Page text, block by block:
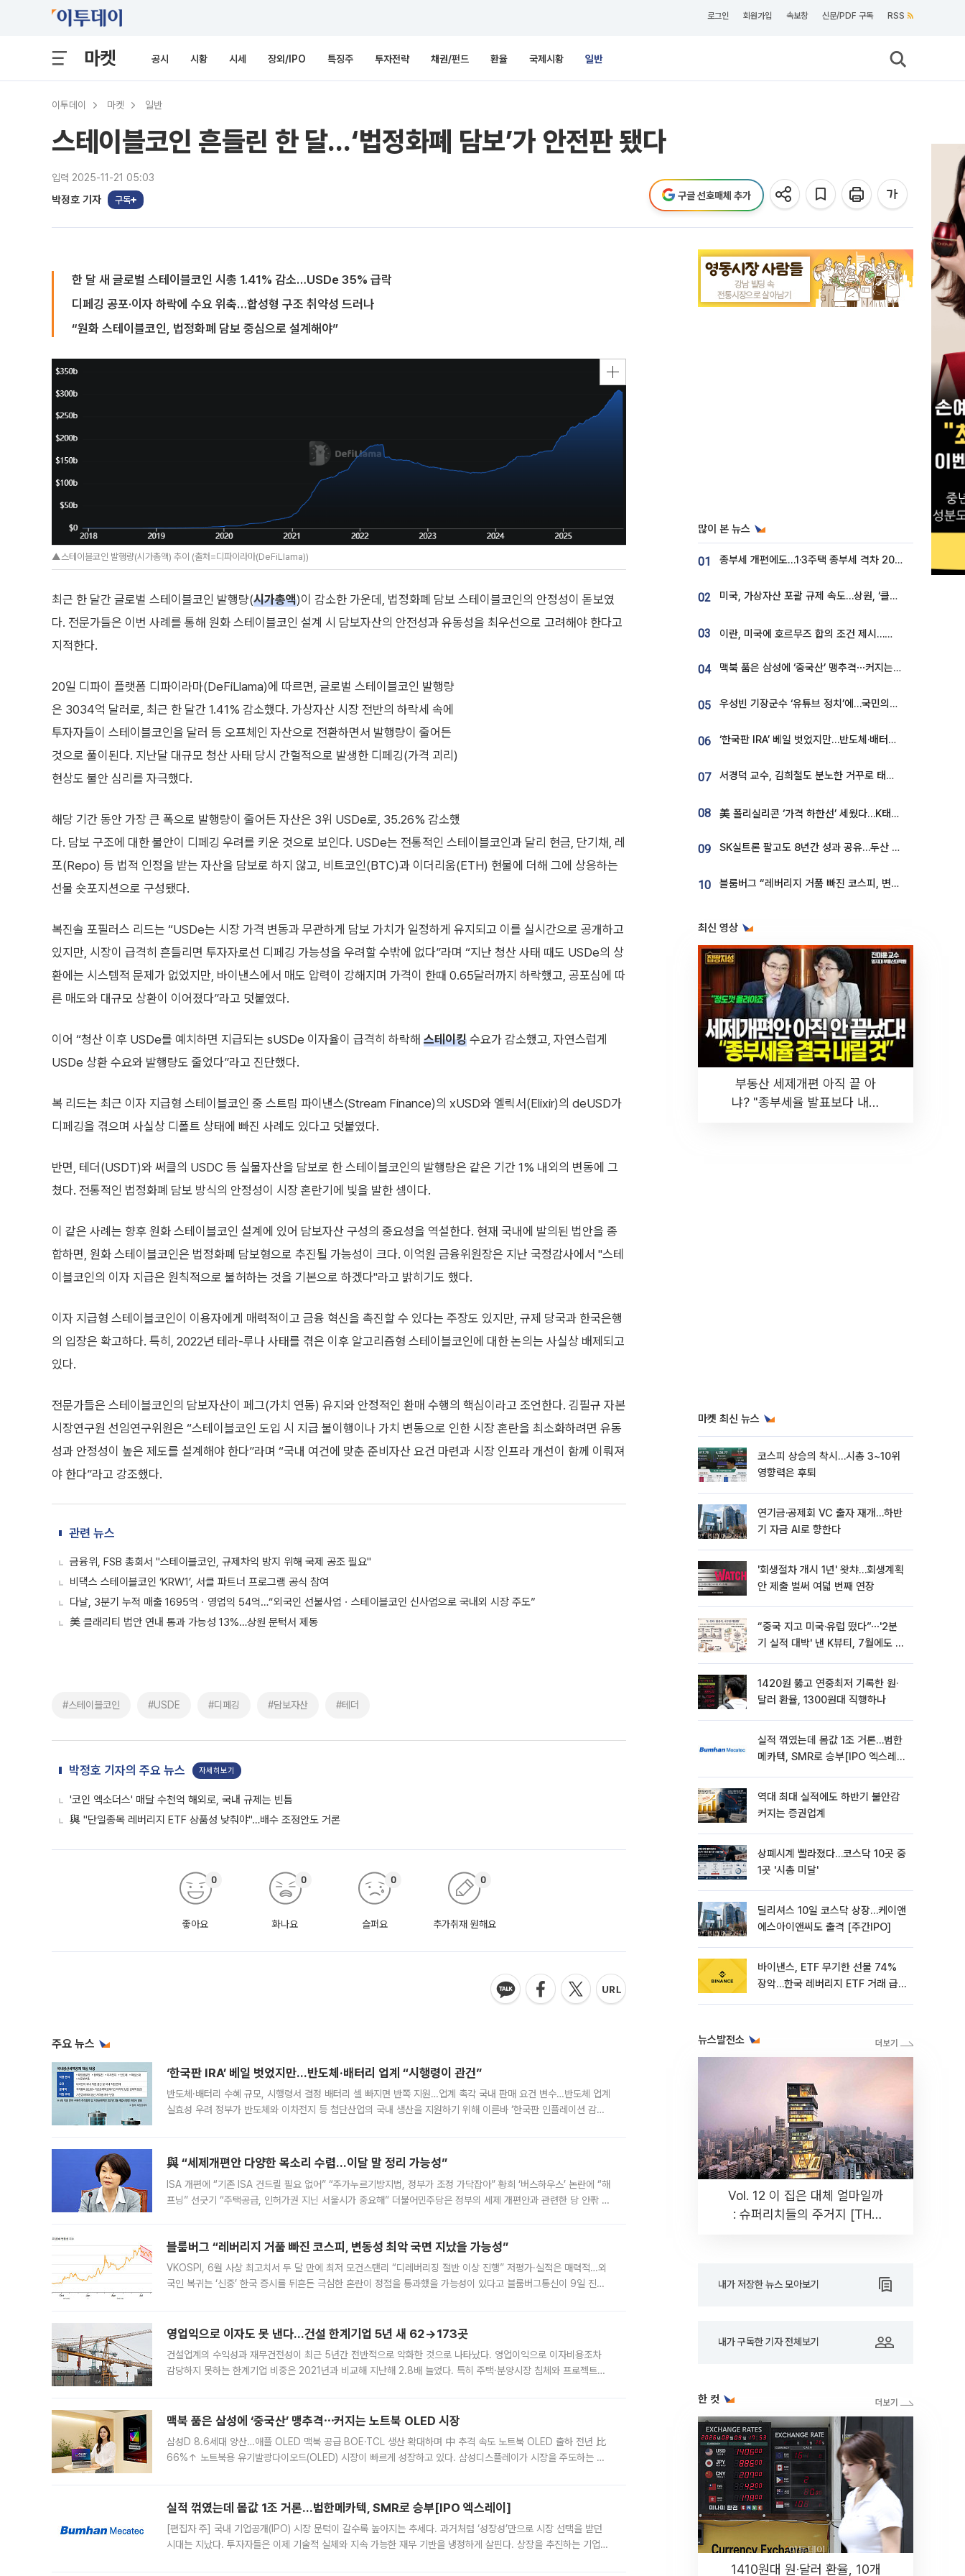
로그인 회원가입 속보창 신문/PDF 구독 RSS
마켓 공시 시황 시세 장외/IPO 특징주 투자전략 채권/펀드 환율 국제시황 일반
이투데이 마켓 일반
스테이블코인 흔들린 한 달…‘법정화폐 담보’가 안전판 됐다
입력 2025-11-21 05:03
박정호 기자 구독 구글 선호매체 추가
한 달 새 글로벌 스테이블코인 시총 1.41% 감소…USDe 35% 급락
디페깅 공포·이자 하락에 수요 위축…합성형 구조 취약성 드러나
“원화 스테이블코인, 법정화폐 담보 중심으로 설계해야”
▲스테이블코인 발행량(시가총액) 추이 (출처=디파이라마(DeFiLlama))
최근 한 달간 글로벌 스테이블코인 발행량(시가총액)이 감소한 가운데, 법정화폐 담보 스테이블코인의 안정성이 돋보였
다. 전문가들은 이번 사례를 통해 원화 스테이블코인 설계 시 담보자산의 안전성과 유동성을 최우선으로 고려해야 한다고
지적한다.
20일 디파이 플랫폼 디파이라마(DeFiLlama)에 따르면, 글로벌 스테이블코인 발행량
은 3034억 달러로, 최근 한 달간 1.41% 감소했다. 가상자산 시장 전반의 하락세 속에
투자자들이 스테이블코인을 달러 등 오프체인 자산으로 전환하면서 발행량이 줄어든
것으로 풀이된다. 지난달 대규모 청산 사태 당시 간헐적으로 발생한 디페깅(가격 괴리)
현상도 불안 심리를 자극했다.
해당 기간 동안 가장 큰 폭으로 발행량이 줄어든 자산은 3위 USDe로, 35.26% 감소했
다. 담보 구조에 대한 불안이 디페깅 우려를 키운 것으로 보인다. USDe는 전통적인 스테이블코인과 달리 현금, 단기채, 레
포(Repo) 등 법적 인정을 받는 자산을 담보로 하지 않고, 비트코인(BTC)과 이더리움(ETH) 현물에 더해 그에 상응하는
선물 숏포지션으로 구성됐다.
복진솔 포필러스 리드는 “USDe는 시장 가격 변동과 무관하게 담보 가치가 일정하게 유지되고 이를 실시간으로 공개하고
있지만, 시장이 급격히 흔들리면 투자자로선 디페깅 가능성을 우려할 수밖에 없다”라며 “지난 청산 사태 때도 USDe의 상
환에는 시스템적 문제가 없었지만, 바이낸스에서 매도 압력이 강해지며 가격이 한때 0.65달러까지 하락했고, 공포심에 따
른 매도와 대규모 상환이 이어졌다”라고 덧붙였다.
이어 “청산 이후 USDe를 예치하면 지급되는 sUSDe 이자율이 급격히 하락해 스테이킹 수요가 감소했고, 자연스럽게
USDe 상환 수요와 발행량도 줄었다”라고 진단했다.
복 리드는 최근 이자 지급형 스테이블코인 중 스트림 파이낸스(Stream Finance)의 xUSD와 엘릭서(Elixir)의 deUSD가
디페깅을 겪으며 사실상 디폴트 상태에 빠진 사례도 있다고 덧붙였다.
반면, 테더(USDT)와 써클의 USDC 등 실물자산을 담보로 한 스테이블코인의 발행량은 같은 기간 1% 내외의 변동에 그
쳤다. 전통적인 법정화폐 담보 방식의 안정성이 시장 혼란기에 빛을 발한 셈이다.
이 같은 사례는 향후 원화 스테이블코인 설계에 있어 담보자산 구성의 중요성을 역설한다. 현재 국내에 발의된 법안을 종
합하면, 원화 스테이블코인은 법정화폐 담보형으로 추진될 가능성이 크다. 이억원 금융위원장은 지난 국정감사에서 "스테
이블코인의 이자 지급은 원칙적으로 불허하는 것을 기본으로 하겠다"라고 밝히기도 했다.
이자 지급형 스테이블코인이 이용자에게 매력적이고 금융 혁신을 촉진할 수 있다는 주장도 있지만, 규제 당국과 한국은행
의 입장은 확고하다. 특히, 2022년 테라-루나 사태를 겪은 이후 알고리즘형 스테이블코인에 대한 논의는 사실상 배제되고
있다.
전문가들은 스테이블코인의 담보자산이 페그(가치 연동) 유지와 안정적인 환매 수행의 핵심이라고 조언한다. 김필규 자본
시장연구원 선임연구위원은 “스테이블코인 도입 시 지급 불이행이나 가치 변동으로 인한 시장 혼란을 최소화하려면 유동
성과 안정성이 높은 제도를 설계해야 한다”라며 “국내 여건에 맞춘 준비자산 요건 마련과 시장 인프라 개선이 함께 이뤄져
야 한다”라고 강조했다.
관련 뉴스
금융위, FSB 총회서 "스테이블코인, 규제차익 방지 위해 국제 공조 필요"
비댁스 스테이블코인 ‘KRW1’, 서클 파트너 프로그램 공식 참여
다날, 3분기 누적 매출 1695억ㆍ영업익 54억…“외국인 선불사업ㆍ스테이블코인 신사업으로 국내외 시장 주도”
美 클래리티 법안 연내 통과 가능성 13%…상원 문턱서 제동
#스테이블코인 #USDE #디페깅 #담보자산 #테더
박정호 기자의 주요 뉴스 자세히보기
'코인 엑소더스' 매달 수천억 해외로, 국내 규제는 빈틈
與 "단일종목 레버리지 ETF 상품성 낮춰야"…배수 조정안도 거론
좋아요
0
화나요
0
슬퍼요
0
추가취재 원해요
0
주요 뉴스
‘한국판 IRA’ 베일 벗었지만…반도체·배터리 업계 “시행령이 관건”
반도체·배터리 수혜 규모, 시행령서 결정 배터리 셀 빠지면 반쪽 지원…업계 촉각 국내 판매 요건 변수…반도체 업계
실효성 우려 정부가 반도체와 이차전지 등 첨단산업의 국내 생산을 지원하기 위해 이른바 ‘한국판 인플레이션 감축
與 “세제개편안 다양한 목소리 수렴…이달 말 정리 가능성”
ISA 개편에 “기존 ISA 건드릴 필요 없어” “주가누르기방지법, 정부가 조정 가닥잡아” 황희 ‘버스하우스’ 논란에 “해
프닝” 선긋기 “주택공급, 인허가권 지닌 서울시가 중요해” 더불어민주당은 정부의 세제 개편안과 관련한 당 안팎 의
블룸버그 “레버리지 거품 빠진 코스피, 변동성 최악 국면 지났을 가능성”
VKOSPI, 6월 사상 최고치서 두 달 만에 최저 모건스탠리 “디레버리징 절반 이상 진행” 저평가·실적은 매력적…외
국인 복귀는 ‘신중’ 한국 증시를 뒤흔든 극심한 혼란이 정점을 통과했을 가능성이 있다고 블룸버그통신이 9일 진단
영업익으로 이자도 못 낸다…건설 한계기업 5년 새 62→173곳
건설업계의 수익성과 재무건전성이 최근 5년간 전반적으로 악화한 것으로 나타났다. 영업이익으로 이자비용조차
감당하지 못하는 한계기업 비중은 2021년과 비교해 지난해 2.8배 늘었다. 특히 주택·분양시장 침체와 프로젝트파
맥북 품은 삼성에 ‘중국산’ 맹추격⋯커지는 노트북 OLED 시장
삼성D 8.6세대 양산…애플 OLED 맥북 공급 BOE·TCL 생산 확대하며 中 추격 속도 노트북 OLED 출하 전년 比
66%↑ 노트북용 유기발광다이오드(OLED) 시장이 빠르게 성장하고 있다. 삼성디스플레이가 시장을 주도하는 가
실적 꺾였는데 몸값 1조 거론…범한메카텍, SMR로 승부[IPO 엑스레이]
[편집자 주] 국내 기업공개(IPO) 시장 문턱이 갈수록 높아지는 추세다. 과거처럼 ‘성장성’만으로 시장 선택을 받던
시대는 지났다. 투자자들은 이제 기술적 실체와 지속 가능한 재무 기반을 냉정하게 살핀다. 상장을 추진하는 기업들
많이 본 뉴스
01 종부세 개편에도…1·3주택 종부세 격차 2028년부터 확대
02 미국, 가상자산 포괄 규제 속도…상원, ‘클래리티법’ 9월 절차투표 추진
03 이란, 미국에 호르무즈 합의 조건 제시…美 “경기 아직 안 끝나” [종합]
04 맥북 품은 삼성에 ‘중국산’ 맹추격⋯커지는 노트북 OLED 시장
05 우성빈 기장군수 ‘유튜브 정치’에…국민의힘 군의원들 집단 반발
06 ‘한국판 IRA’ 베일 벗었지만…반도체·배터리 업계 “시행령이 관건”
07 서경덕 교수, 김희철도 분노한 거꾸로 태극기⋯"엉터리는 아냐, 아쉬울 뿐"
08 美 폴리실리콘 ‘가격 하한선’ 세웠다…K태양광 수혜 기대
09 SK실트론 팔고도 8년간 성과 공유…두산 인수대금 2.3조가 끝 아냐
10 블룸버그 “레버리지 거품 빠진 코스피, 변동성 최악 국면 지났을 가능성”
최신 영상
부동산 세제개편 아직 끝 아
냐? "종부세율 발표보다 내릴
마켓 최신 뉴스
코스피 상승의 착시…시총 3~10위
영향력은 후퇴
연기금·공제회 VC 출자 재개…하반
기 자금 AI로 향한다
'회생절차 개시 1년' 왓챠…회생계획
안 제출 벌써 여덟 번째 연장
“중국 지고 미국·유럽 떴다”⋯'2분
기 실적 대박' 낸 K뷰티, 7월에도 질
1420원 뚫고 연중최저 기록한 원·
달러 환율, 1300원대 직행하나
실적 꺾였는데 몸값 1조 거론…범한
메카텍, SMR로 승부[IPO 엑스레
역대 최대 실적에도 하반기 불안감
커지는 증권업계
상폐시계 빨라졌다…코스닥 10곳 중
1곳 '시총 미달'
딜리셔스 10일 코스닥 상장…케이앤
에스아이앤씨도 출격 [주간IPO]
바이낸스, ETF 무기한 선물 74%
장악…한국 레버리지 ETF 거래 급
뉴스발전소
Vol. 12 이 집은 대체 얼마일까
: 슈퍼리치들의 주거지 [THE
내가 저장한 뉴스 모아보기
내가 구독한 기자 전체보기
한 컷
1410원대 원·달러 환율, 10개